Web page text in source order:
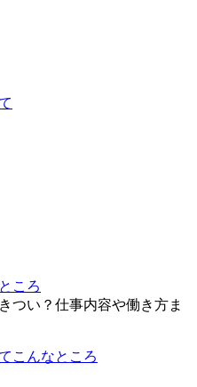
ころ
つい？仕事内容や働き方ま
こんなところ